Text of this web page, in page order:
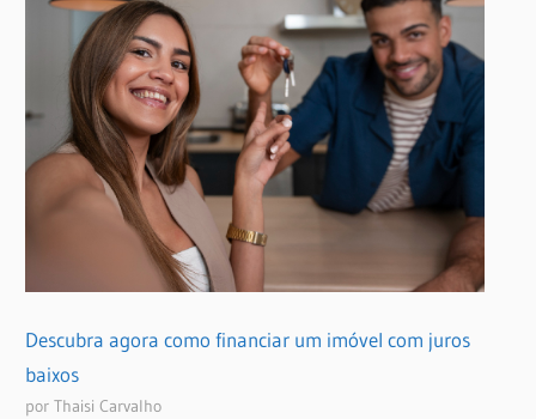
Descubra agora como financiar um imóvel com juros
baixos
por Thaisi Carvalho